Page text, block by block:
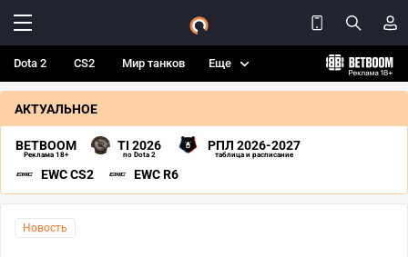
Dota 2 CS2 Мир танков Еще
АКТУАЛЬНОЕ
BETBOOM
Реклама 18+
TI 2026
по Dota 2
РПЛ 2026-2027
таблица и расписание
EWC CS2 EWC R6
Новость